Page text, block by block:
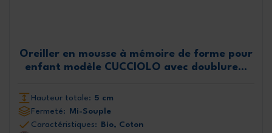
Oreiller en mousse à mémoire de forme pour
enfant modèle CUCCIOLO avec doublure...
Hauteur totale: 5 cm
Fermeté:
Mi-Souple
Caractéristiques:
Bio, Coton